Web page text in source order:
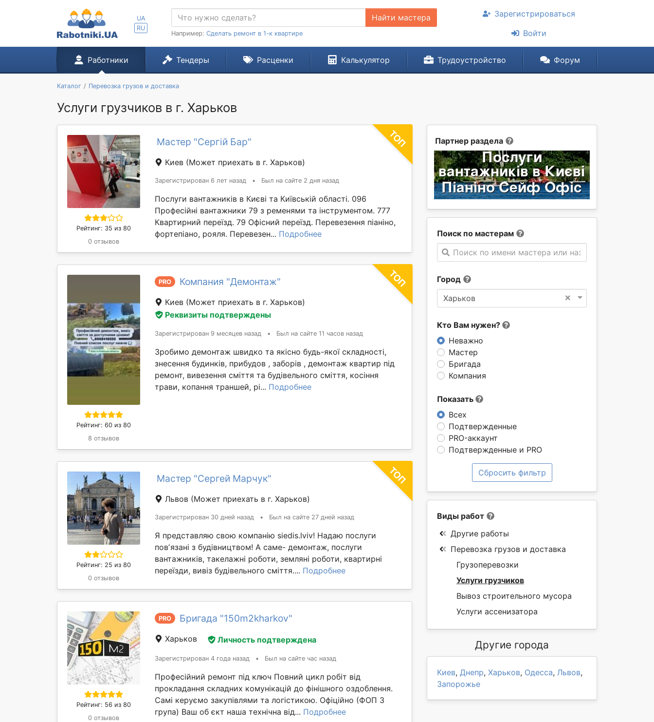
UA
RU
Найти мастера
Например: Сделать ремонт в 1-к квартире
Зарегистрироваться
Войти
Работники Тендеры Расценки Калькулятор Трудоустройство Форум
Каталог Перевозка грузов и доставка
Услуги грузчиков в г. Харьков
Партнер раздела
Поиск по мастерам
Поиск по имени мастера или названии компании
Город
×
Харьков
Кто Вам нужен?
Неважно
Мастер
Бригада
Компания
Показать
Всех
Подтвержденные
PRO-аккаунт
Подтвержденные и PRO
Сбросить фильтр
Рейтинг: 35 из 80
0 отзывов
Мастер "Сергій Бар"
Киев (Может приехать в г. Харьков)
Зарегистрирован 6 лет назад • Был на сайте 2 дня назад
Послуги вантажників в Києві та Київській області. 096
Професійні вантажники 79 з ременями та інструментом. 777
Квартирний переїзд. 79 Офісний переїзд. Перевезення піаніно,
фортепіано, рояля. Перевезен... Подробнее
Рейтинг: 60 из 80
8 отзывов
PRO Компания "Демонтаж"
Киев (Может приехать в г. Харьков)
Реквизиты подтверждены
Зарегистрирован 9 месяцев назад • Был на сайте 11 часов назад
Зробимо демонтаж швидко та якісно будь-якої складності,
знесення будинків, прибудов , заборів , демонтаж квартир під
ремонт, вивезення сміття та будівельного сміття, косіння
трави, копання траншей, рі... Подробнее
Рейтинг: 25 из 80
0 отзывов
Мастер "Сергей Марчук"
Львов (Может приехать в г. Харьков)
Зарегистрирован 30 дней назад • Был на сайте 27 дней назад
Я представляю свою компанію siedis.lviv! Надаю послуги
повʼязані з будівництвом! А саме- демонтаж, послуги
вантажників, такелажні роботи, земляні роботи, квартирні
переїзди, вивіз будівельного сміття.... Подробнее
Рейтинг: 56 из 80
0 отзывов
PRO Бригада "150m2kharkov"
Харьков Личность подтверждена
Зарегистрирован 4 года назад • Был на сайте час назад
Професійний ремонт під ключ Повний цикл робіт від
прокладання складних комунікацій до фінішного оздоблення.
Самі керуємо закупівлями та логістикою. Офіційно (ФОП 3
група) Ваш об єкт наша технічна від... Подробнее
Виды работ
Другие работы
Перевозка грузов и доставка
Грузоперевозки
Услуги грузчиков
Вывоз строительного мусора
Услуги ассенизатора
Другие города
Киев, Днепр, Харьков, Одесса, Львов,
Запорожье